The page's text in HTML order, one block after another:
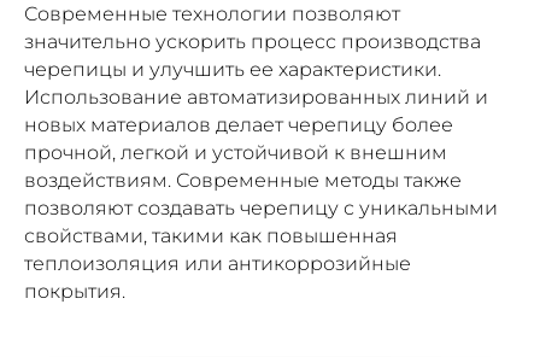
Современные технологии позволяют
значительно ускорить процесс производства
черепицы и улучшить ее характеристики.
Использование автоматизированных линий и
новых материалов делает черепицу более
прочной, легкой и устойчивой к внешним
воздействиям. Современные методы также
позволяют создавать черепицу с уникальными
свойствами, такими как повышенная
теплоизоляция или антикоррозийные
покрытия.